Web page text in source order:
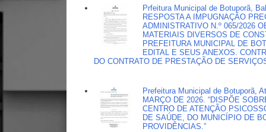
Prfeitura Municipal de Botuporã,
RESPOSTA A IMPUGNAÇÃO
ADMINISTRATIVO N.º 065/2026
MATERIAIS DIVERSOS DE
PREFEITURA MUNICIPAL DE
EDITAL E SEUS ANEXOS.
DO CONTRATO DE PRESTAÇÃO DE
Prefeitura Municipal de Botuporã,
MARÇO DE 2026. “DISPÕE
CENTRO DE ATENÇÃO
DE SAÚDE, DO MUNICÍPIO DE
PROVIDÊNCIAS.”